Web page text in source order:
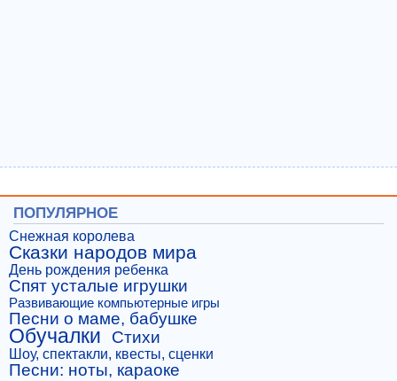
ПОПУЛЯРНОЕ
Снежная королева
Сказки народов мира
День рождения ребенка
Спят усталые игрушки
Развивающие компьютерные игры
Песни о маме, бабушке
Обучалки Стихи
Шоу, спектакли, квесты, сценки
Песни: ноты, караоке